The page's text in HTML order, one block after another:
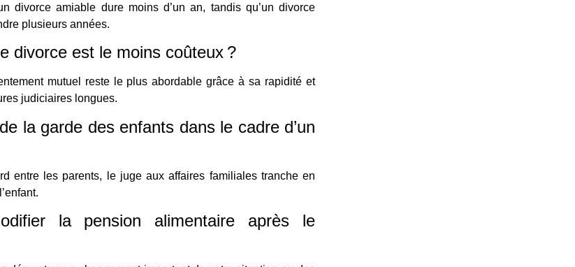
divorce amiable dure moins d’un an, tandis qu’un divorce
plusieurs années.
divorce est le moins coûteux ?
mutuel reste le plus abordable grâce à sa rapidité et
judiciaires longues.
la garde des enfants dans le cadre d’un
entre les parents, le juge aux affaires familiales tranche en
la pension alimentaire après le